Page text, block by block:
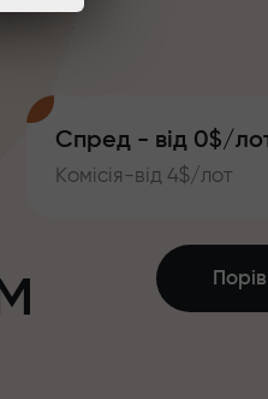
Спред - від 0$/
Комісія-від 4$/лот